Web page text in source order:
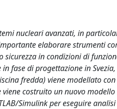
nucleari avanzati, in
elaborare strumenti
in condizioni di
di progettazione in Svezia,
fredda) viene modellato
costruito un nuovo
Simulink per eseguire